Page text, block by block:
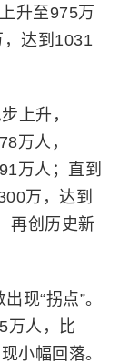
升至975万
达到1031
上升，
万人，
万人；直到
万，达到
再创历史新
现“拐点”。
万人，比
小幅回落。